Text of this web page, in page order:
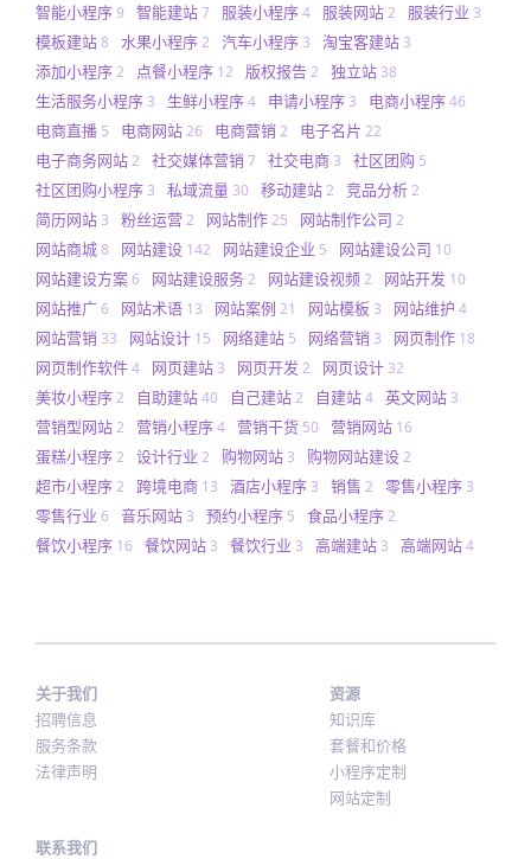
智能小程序9 智能建站7 服装小程序4 服装网站2 服装行业 3
模板建站8 水果小程序2 汽车小程序 3 淘宝客建站 3
添加小程序2 点餐小程序 12 版权报告2 独立站 38
生活服务小程序 3 生鲜小程序4 申请小程序 3 电商小程序46
电商直播 5 电商网站26 电商营销 2 电子名片 22
电子商务网站2 社交媒体营销 7 社交电商 3 社区团购 5
社区团购小程序 3 私域流量 30 移动建站2 竞品分析2
简历网站 3 粉丝运营2 网站制作25 网站制作公司 2
网站商城8 网站建设 142 网站建设企业 5 网站建设公司 10
网站建设方案6 网站建设服务2 网站建设视频2 网站开发 10
网站推广6 网站术语 13 网站案例 21 网站模板 3 网站维护 4
网站营销 33 网站设计 15 网络建站 5 网络营销 3 网页制作 18
网页制作软件4 网页建站 3 网页开发 2 网页设计 32
美妆小程序2 自助建站40 自己建站2 自建站4 英文网站 3
营销型网站2 营销小程序4 营销干货 50 营销网站 16
蛋糕小程序2 设计行业 2 购物网站 3 购物网站建设2
超市小程序2 跨境电商 13 酒店小程序 3 销售 2 零售小程序 3
零售行业 6 音乐网站 3 预约小程序 5 食品小程序2
餐饮小程序 16 餐饮网站 3 餐饮行业 3 高端建站 3 高端网站4
关于我们
招聘信息
服务条款
法律声明
资源
知识库
套餐和价格
小程序定制
网站定制
联系我们